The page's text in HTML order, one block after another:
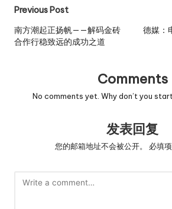
Post
navigation
Previous Post
南方潮起正扬帆——解码金砖
合作行稳致远的成功之道
德媒：
Comments
No comments yet. Why don’t you
发表回复
您的邮箱地址不会被公开。 必填